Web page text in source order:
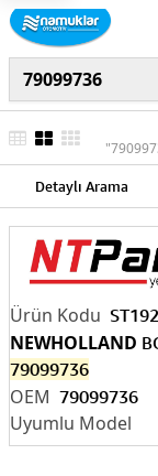
Detaylı Arama
79099736
NEWHOLLAND
79099736